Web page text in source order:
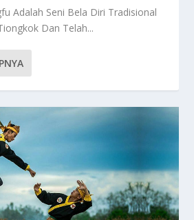
Adalah Seni Bela Diri Tradisional
Dan Telah...